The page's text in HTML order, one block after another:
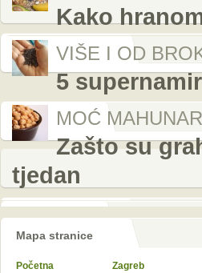
Kako
VIŠE I OD
5
MOĆ
Zašto su
tjedan
Mapa stranice
Početna Zagreb